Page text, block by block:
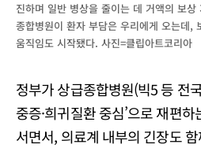
진하며 일반 병상을 줄이는 데 거액의 보
종합병원이 환자 부담은 우리에게 오는데,
움직임도 시작됐다. 사진=클립아트코리아
정부가 상급종합병원(빅5 등 전
중증·희귀질환 중심’으로 재편
서면서, 의료계 내부의 긴장도